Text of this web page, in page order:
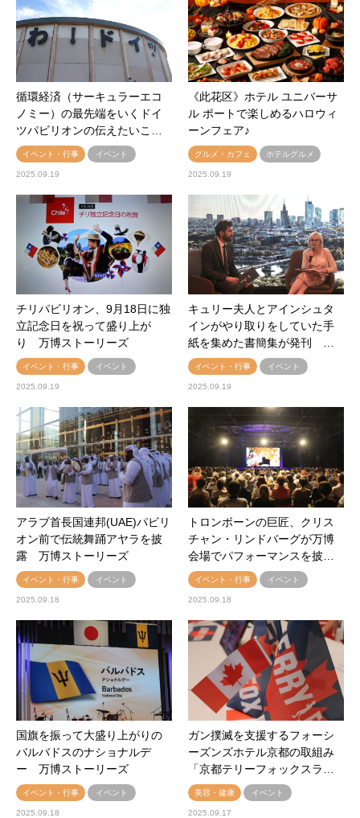
循環経済（サーキュラーエコ
ノミー）の最先端をいくドイ
ツパビリオンの伝えたいこ…
イベント・行事 イベント
2025.09.19
《此花区》ホテル ユニバーサ
ル ポートで楽しめるハロウィ
ーンフェア♪
グルメ・カフェ ホテルグルメ
2025.09.19
チリパビリオン、9月18日に独
立記念日を祝って盛り上が
り 万博ストーリーズ
イベント・行事 イベント
2025.09.19
キュリー夫人とアインシュタ
インがやり取りをしていた手
紙を集めた書簡集が発刊 …
イベント・行事 イベント
2025.09.19
アラブ首長国連邦(UAE)パビリ
オン前で伝統舞踊アヤラを披
露 万博ストーリーズ
イベント・行事 イベント
2025.09.18
トロンボーンの巨匠、クリス
チャン・リンドバーグが万博
会場でパフォーマンスを披…
イベント・行事 イベント
2025.09.18
国旗を振って大盛り上がりの
バルバドスのナショナルデ
ー 万博ストーリーズ
イベント・行事 イベント
2025.09.18
ガン撲滅を支援するフォーシ
ーズンズホテル京都の取組み
「京都テリーフォックスラ…
美容・健康 イベント
2025.09.17